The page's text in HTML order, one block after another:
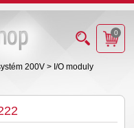
0
200V > I/O moduly